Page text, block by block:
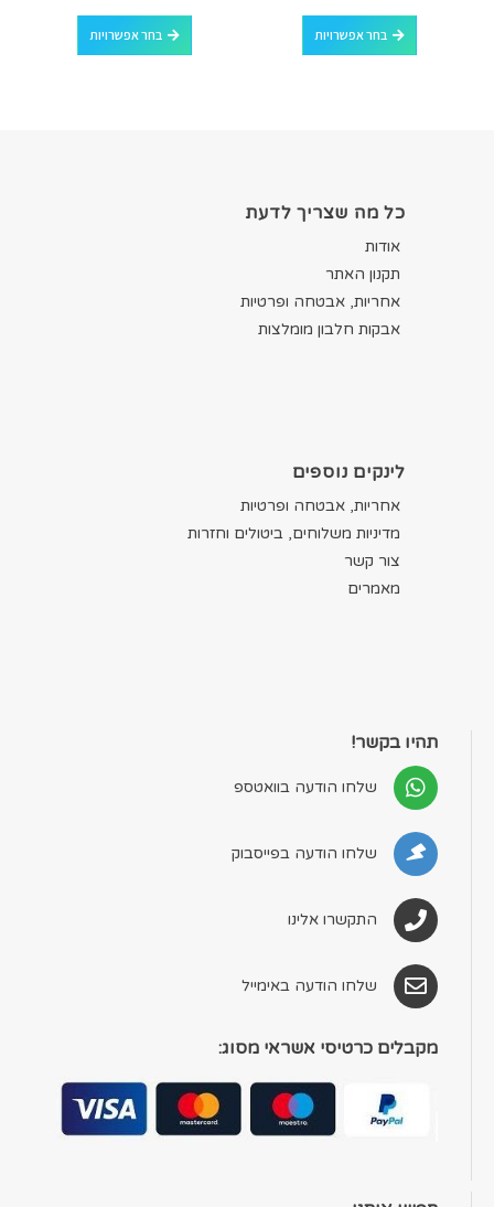
בחר אפשרויות
למוצר זה יש מספר סוגים. ניתן לבחור את האפשרויות בעמוד המוצר
בחר אפשרויות
למוצר זה יש מספר סוגים. ניתן לבחור את האפשרויות בעמוד המוצר
כל מה שצריך לדעת
אודות
תקנון האתר
אחריות, אבטחה ופרטיות
אבקות חלבון מומלצות
לינקים נוספים
אחריות, אבטחה ופרטיות
מדיניות משלוחים, ביטולים וחזרות
צור קשר
מאמרים
תהיו בקשר!
שלחו הודעה בוואטספ
שלחו הודעה בפייסבוק
התקשרו אלינו
שלחו הודעה באימייל
מקבלים כרטיסי אשראי מסוג: